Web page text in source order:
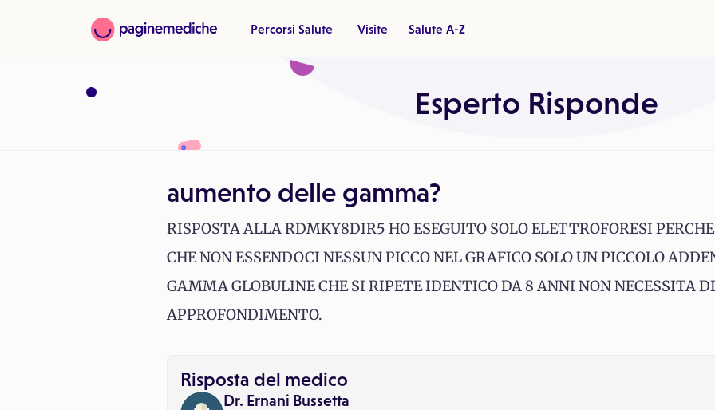
Percorsi Salute Visite Salute A-Z
Esperto Risponde
aumento delle gamma?
RISPOSTA ALLA RDMKY8DIR5 HO ESEGUITO SOLO ELETTROFORESI
CHE NON ESSENDOCI NESSUN PICCO NEL GRAFICO SOLO UN PICCOLO
GAMMA GLOBULINE CHE SI RIPETE IDENTICO DA 8 ANNI NON NECESSITA
APPROFONDIMENTO.
Risposta del medico
Dr. Ernani Bussetta